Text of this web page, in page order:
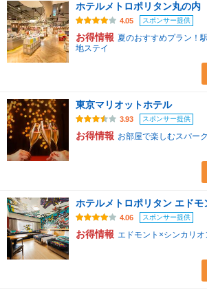
ホテルメトロポリタン丸の内
4.05 スポンサー提供
お得情報 夏のおすすめプラン！
地ステイ
東京マリオットホテル
3.93 スポンサー提供
お得情報 お部屋で楽しむスパー
ホテルメトロポリタン エドモ
4.06 スポンサー提供
お得情報 エドモント×シンカリ